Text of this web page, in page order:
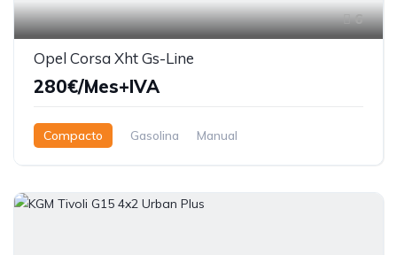
6
Opel Corsa Xht Gs-Line
280€/Mes+IVA
Compacto Gasolina Manual